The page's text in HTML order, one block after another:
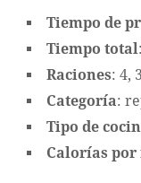
Tiempo de
Tiempo total
Raciones: 4,
Categoría:
Tipo de
Calorías